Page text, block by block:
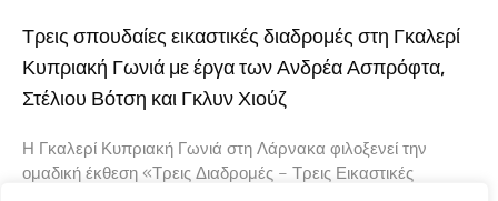
Τρεις σπουδαίες εικαστικές διαδρομές στη Γκαλερί
Κυπριακή Γωνιά με έργα των Ανδρέα Ασπρόφτα,
Στέλιου Βότση και Γκλυν Χιούζ
Η Γκαλερί Κυπριακή Γωνιά στη Λάρνακα φιλοξενεί την
ομαδική έκθεση «Τρεις Διαδρομές – Τρεις Εικαστικές